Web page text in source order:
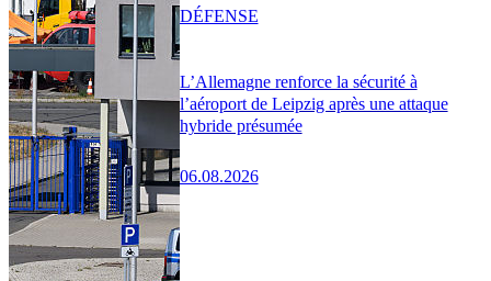
L’Allemagne renforce la sécurité à
l’aéroport de Leipzig après une attaque
hybride présumée
06.08.2026
DÉFENSE